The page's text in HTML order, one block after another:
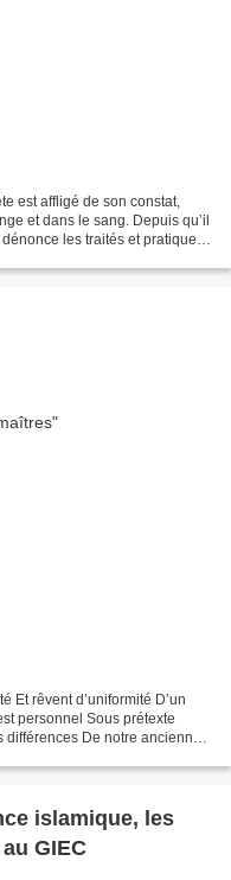
est affligé de son constat,
et dans le sang. Depuis qu’il
les traités et pratique
Et rêvent d’uniformité D’un
personnel Sous prétexte
différences De notre ancienne
islamique, les
GIEC